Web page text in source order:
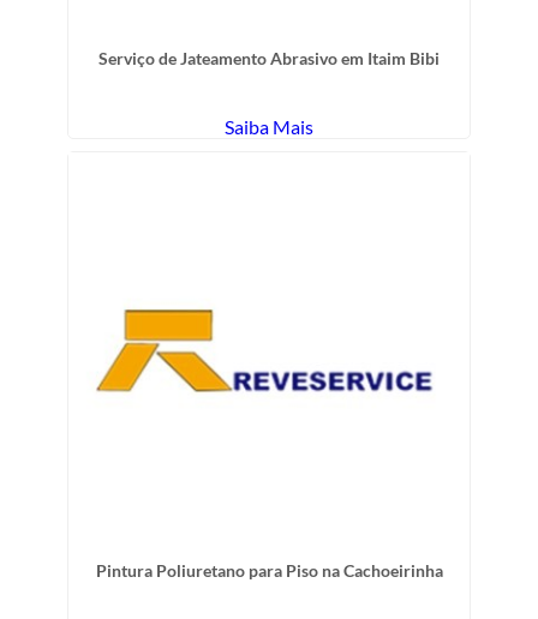
Serviço de Jateamento Abrasivo em Itaim Bibi
Saiba Mais
Pintura Poliuretano para Piso na Cachoeirinha